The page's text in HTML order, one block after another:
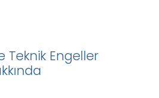
Teknik Engeller